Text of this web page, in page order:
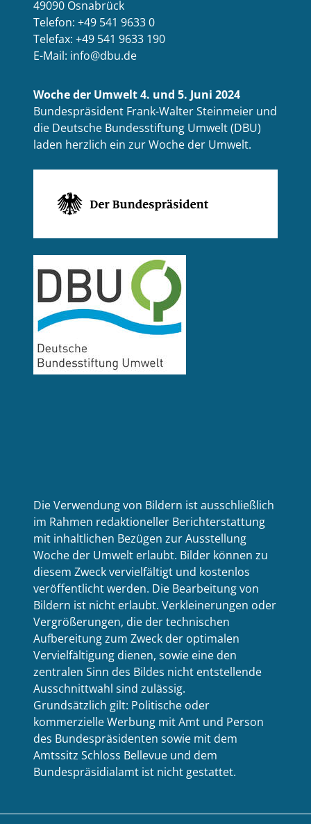
49090 Osnabrück
Telefon: +49 541 9633 0
Telefax: +49 541 9633 190
E-Mail: info@dbu.de
Woche der Umwelt 4. und 5. Juni 2024
Bundespräsident Frank-Walter Steinmeier und
die Deutsche Bundesstiftung Umwelt (DBU)
laden herzlich ein zur Woche der Umwelt.
Die Verwendung von Bildern ist ausschließlich
im Rahmen redaktioneller Berichterstattung
mit inhaltlichen Bezügen zur Ausstellung
Woche der Umwelt erlaubt. Bilder können zu
diesem Zweck vervielfältigt und kostenlos
veröffentlicht werden. Die Bearbeitung von
Bildern ist nicht erlaubt. Verkleinerungen oder
Vergrößerungen, die der technischen
Aufbereitung zum Zweck der optimalen
Vervielfältigung dienen, sowie eine den
zentralen Sinn des Bildes nicht entstellende
Ausschnittwahl sind zulässig.
Grundsätzlich gilt: Politische oder
kommerzielle Werbung mit Amt und Person
des Bundespräsidenten sowie mit dem
Amtssitz Schloss Bellevue und dem
Bundespräsidialamt ist nicht gestattet.